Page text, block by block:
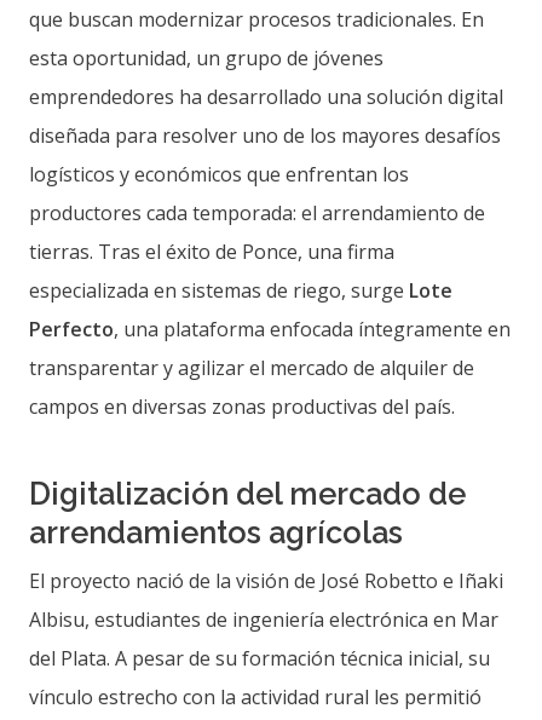
que buscan modernizar procesos tradicionales. En
esta oportunidad, un grupo de jóvenes
emprendedores ha desarrollado una solución digital
diseñada para resolver uno de los mayores desafíos
logísticos y económicos que enfrentan los
productores cada temporada: el arrendamiento de
tierras. Tras el éxito de Ponce, una firma
especializada en sistemas de riego, surge Lote
Perfecto, una plataforma enfocada íntegramente en
transparentar y agilizar el mercado de alquiler de
campos en diversas zonas productivas del país.
Digitalización del mercado de
arrendamientos agrícolas
El proyecto nació de la visión de José Robetto e Iñaki
Albisu, estudiantes de ingeniería electrónica en Mar
del Plata. A pesar de su formación técnica inicial, su
vínculo estrecho con la actividad rural les permitió